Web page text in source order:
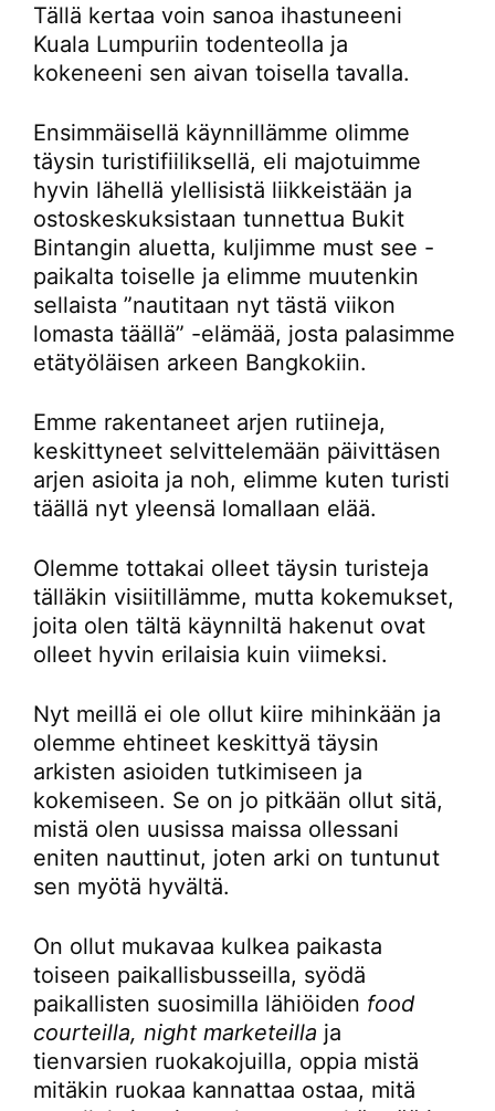
Tällä kertaa voin sanoa ihastuneeni
Kuala Lumpuriin todenteolla ja
kokeneeni sen aivan toisella tavalla.
Ensimmäisellä käynnillämme olimme
täysin turistifiiliksellä, eli majotuimme
hyvin lähellä ylellisistä liikkeistään ja
ostoskeskuksistaan tunnettua Bukit
Bintangin aluetta, kuljimme must see -
paikalta toiselle ja elimme muutenkin
sellaista ”nautitaan nyt tästä viikon
lomasta täällä” -elämää, josta palasimme
etätyöläisen arkeen Bangkokiin.
Emme rakentaneet arjen rutiineja,
keskittyneet selvittelemään päivittäsen
arjen asioita ja noh, elimme kuten turisti
täällä nyt yleensä lomallaan elää.
Olemme tottakai olleet täysin turisteja
tälläkin visiitillämme, mutta kokemukset,
joita olen tältä käynniltä hakenut ovat
olleet hyvin erilaisia kuin viimeksi.
Nyt meillä ei ole ollut kiire mihinkään ja
olemme ehtineet keskittyä täysin
arkisten asioiden tutkimiseen ja
kokemiseen. Se on jo pitkään ollut sitä,
mistä olen uusissa maissa ollessani
eniten nauttinut, joten arki on tuntunut
sen myötä hyvältä.
On ollut mukavaa kulkea paikasta
toiseen paikallisbusseilla, syödä
paikallisten suosimilla lähiöiden food
courteilla, night marketeilla ja
tienvarsien ruokakojuilla, oppia mistä
mitäkin ruokaa kannattaa ostaa, mitä